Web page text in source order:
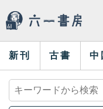
新刊 古書 中